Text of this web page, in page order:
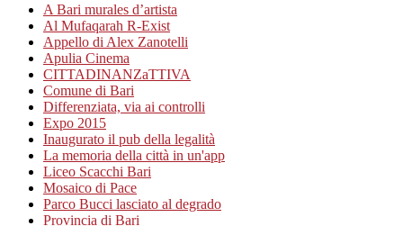
A Bari murales d’artista
Al Mufaqarah R-Exist
Appello di Alex Zanotelli
Apulia Cinema
CITTADINANZaTTIVA
Comune di Bari
Differenziata, via ai controlli
Expo 2015
Inaugurato il pub della legalità
La memoria della città in un'app
Liceo Scacchi Bari
Mosaico di Pace
Parco Bucci lasciato al degrado
Provincia di Bari